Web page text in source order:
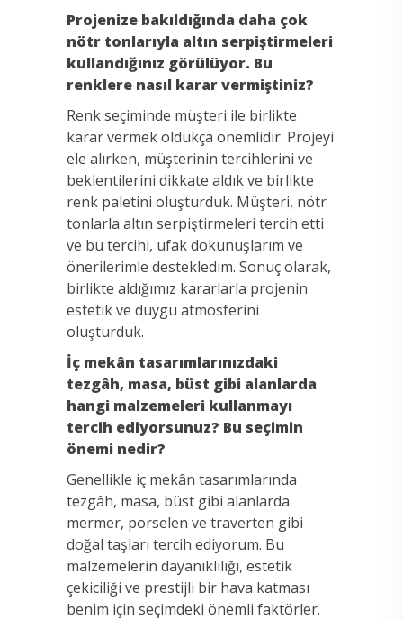
Projenize bakıldığında daha çok
nötr tonlarıyla altın serpiştirmeleri
kullandığınız görülüyor. Bu
renklere nasıl karar vermiştiniz?
Renk seçiminde müşteri ile birlikte
karar vermek oldukça önemlidir. Projeyi
ele alırken, müşterinin tercihlerini ve
beklentilerini dikkate aldık ve birlikte
renk paletini oluşturduk. Müşteri, nötr
tonlarla altın serpiştirmeleri tercih etti
ve bu tercihi, ufak dokunuşlarım ve
önerilerimle destekledim. Sonuç olarak,
birlikte aldığımız kararlarla projenin
estetik ve duygu atmosferini
oluşturduk.
İç mekân tasarımlarınızdaki
tezgâh, masa, büst gibi alanlarda
hangi malzemeleri kullanmayı
tercih ediyorsunuz? Bu seçimin
önemi nedir?
Genellikle iç mekân tasarımlarında
tezgâh, masa, büst gibi alanlarda
mermer, porselen ve traverten gibi
doğal taşları tercih ediyorum. Bu
malzemelerin dayanıklılığı, estetik
çekiciliği ve prestijli bir hava katması
benim için seçimdeki önemli faktörler.